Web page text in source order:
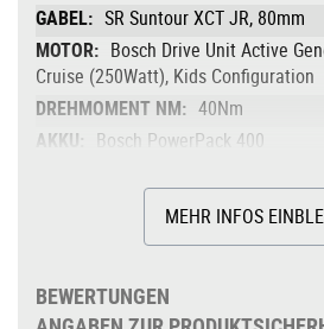
SR Suntour XCT JR, 80mm
Bosch Drive Unit Active
Cruise (250Watt), Kids Configuration
40Nm
Bosch PowerPack 400
Shimano BR-
Shimano Cues SL-
MEHR INFOS
BEWERTUNGEN